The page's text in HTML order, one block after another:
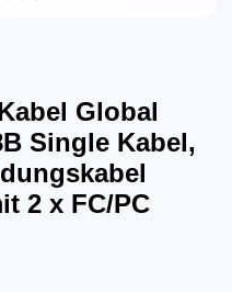
Global
Single Kabel,
2 x FC/PC